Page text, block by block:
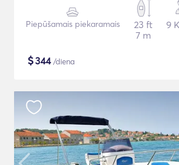
Piepūšamais piekaramais
23 ft
7 m
9
$344/diena